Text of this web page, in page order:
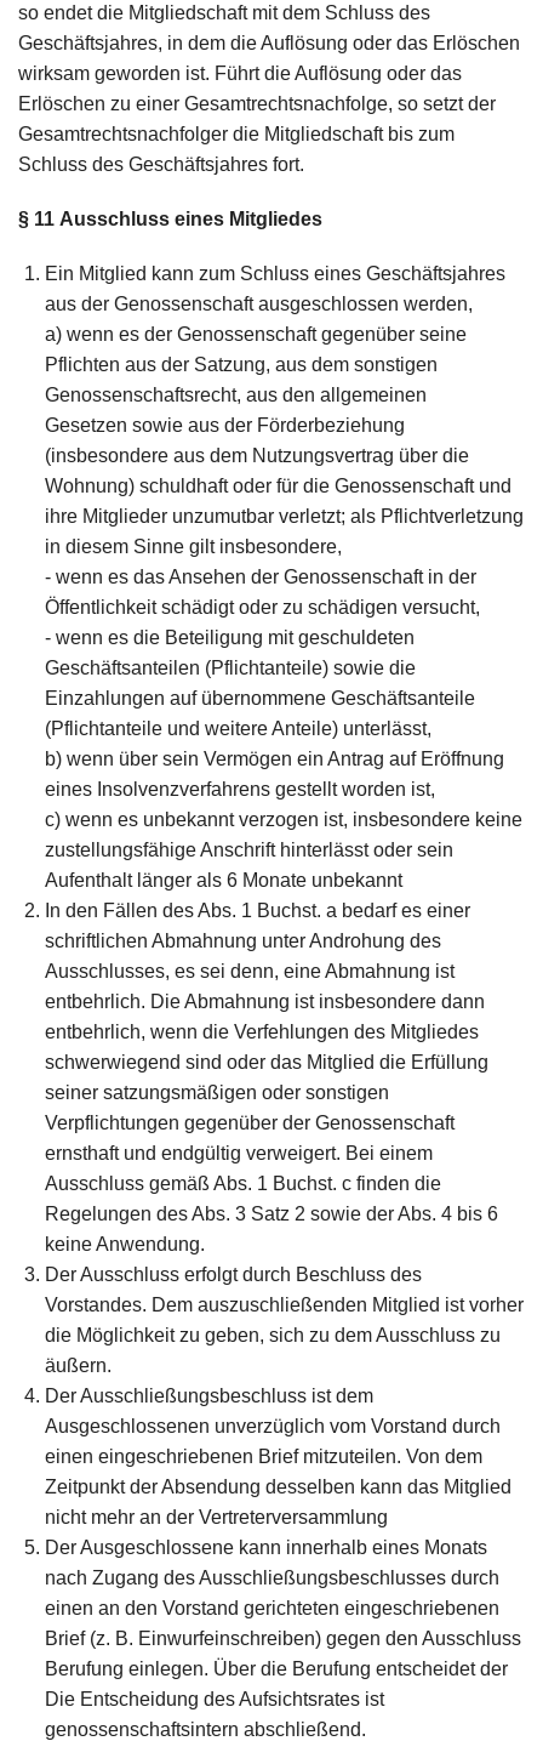
so endet die Mitgliedschaft mit dem Schluss des
Geschäftsjahres, in dem die Auflösung oder das Erlöschen
wirksam geworden ist. Führt die Auflösung oder das
Erlöschen zu einer Gesamtrechtsnachfolge, so setzt der
Gesamtrechtsnachfolger die Mitgliedschaft bis zum
Schluss des Geschäftsjahres fort.
§ 11 Ausschluss eines Mitgliedes
Ein Mitglied kann zum Schluss eines Geschäftsjahres
aus der Genossenschaft ausgeschlossen werden,
a) wenn es der Genossenschaft gegenüber seine
Pflichten aus der Satzung, aus dem sonstigen
Genossenschaftsrecht, aus den allgemeinen
Gesetzen sowie aus der Förderbeziehung
(insbesondere aus dem Nutzungsvertrag über die
Wohnung) schuldhaft oder für die Genossenschaft und
ihre Mitglieder unzumutbar verletzt; als Pflichtverletzung
in diesem Sinne gilt insbesondere,
- wenn es das Ansehen der Genossenschaft in der
Öffentlichkeit schädigt oder zu schädigen versucht,
- wenn es die Beteiligung mit geschuldeten
Geschäftsanteilen (Pflichtanteile) sowie die
Einzahlungen auf übernommene Geschäftsanteile
(Pflichtanteile und weitere Anteile) unterlässt,
b) wenn über sein Vermögen ein Antrag auf Eröffnung
eines Insolvenzverfahrens gestellt worden ist,
c) wenn es unbekannt verzogen ist, insbesondere keine
zustellungsfähige Anschrift hinterlässt oder sein
Aufenthalt länger als 6 Monate unbekannt
In den Fällen des Abs. 1 Buchst. a bedarf es einer
schriftlichen Abmahnung unter Androhung des
Ausschlusses, es sei denn, eine Abmahnung ist
entbehrlich. Die Abmahnung ist insbesondere dann
entbehrlich, wenn die Verfehlungen des Mitgliedes
schwerwiegend sind oder das Mitglied die Erfüllung
seiner satzungsmäßigen oder sonstigen
Verpflichtungen gegenüber der Genossenschaft
ernsthaft und endgültig verweigert. Bei einem
Ausschluss gemäß Abs. 1 Buchst. c finden die
Regelungen des Abs. 3 Satz 2 sowie der Abs. 4 bis 6
keine Anwendung.
Der Ausschluss erfolgt durch Beschluss des
Vorstandes. Dem auszuschließenden Mitglied ist vorher
die Möglichkeit zu geben, sich zu dem Ausschluss zu
äußern.
Der Ausschließungsbeschluss ist dem
Ausgeschlossenen unverzüglich vom Vorstand durch
einen eingeschriebenen Brief mitzuteilen. Von dem
Zeitpunkt der Absendung desselben kann das Mitglied
nicht mehr an der Vertreterversammlung
Der Ausgeschlossene kann innerhalb eines Monats
nach Zugang des Ausschließungsbeschlusses durch
einen an den Vorstand gerichteten eingeschriebenen
Brief (z. B. Einwurfeinschreiben) gegen den Ausschluss
Berufung einlegen. Über die Berufung entscheidet der
Die Entscheidung des Aufsichtsrates ist
genossenschaftsintern abschließend.